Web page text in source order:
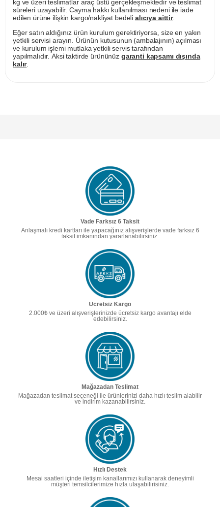
kg ve üzeri teslimatlar araç üstü gerçekleşmektedir ve teslimat
süreleri uzayabilir. Cayma hakkı kullanılması nedeni ile iade
edilen ürüne ilişkin kargo/nakliyat bedeli alıcıya aittir.
Eğer satın aldığınız ürün kurulum gerektiriyorsa, size en yakın
yetkili servisi arayın. Ürünün kutusunun (ambalajının) açılması
ve kurulum işlemi mutlaka yetkili servis tarafından
yapılmalıdır. Aksi taktirde ürününüz garanti kapsamı dışında
kalır.
Vade Farksız 6 Taksit
Anlaşmalı kredi kartları ile yapacağınız alışverişlerde vade farksız 6
taksit imkanından yararlanabilirsiniz.
Ücretsiz Kargo
2.000₺ ve üzeri alışverişlerinizde ücretsiz kargo avantajı elde
edebilirsiniz.
Mağazadan Teslimat
Mağazadan teslimat seçeneği ile ürünlerinizi daha hızlı teslim alabilir
ve indirim kazanabilirsiniz.
Hızlı Destek
Mesai saatleri içinde iletişim kanallarımızı kullanarak deneyimli
müşteri temsilcilerimize hızla ulaşabilirisiniz.